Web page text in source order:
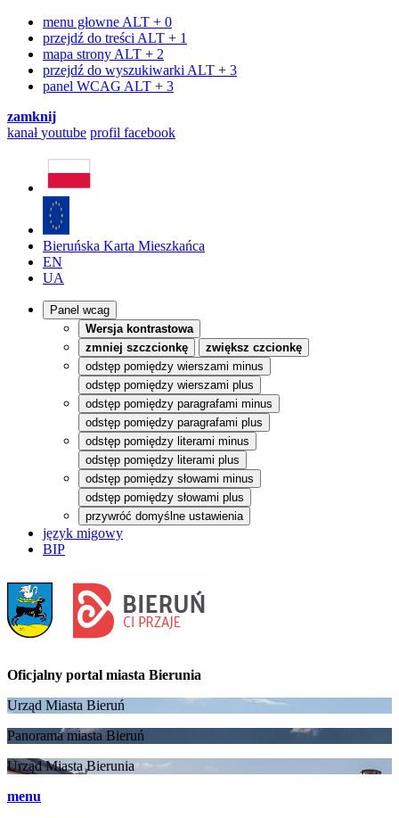
menu głowne ALT + 0
przejdź do treści ALT + 1
mapa strony ALT + 2
przejdź do wyszukiwarki ALT + 3
panel WCAG ALT + 3
zamknij
kanałyoutube profil facebook
Bieruńska Karta Mieszkańca
EN
UA
Panel wcag
Wersja kontrastowa
zmniej szczcionkę
zwiększ czcionkę
odstęp pomiędzy wierszami minus
odstęp pomiędzy wierszami plus
odstęp pomiędzy paragrafami minus
odstęp pomiędzy paragrafami plus
odstęp pomiędzy literami minus
odstęp pomiędzy literami plus
odstęp pomiędzy słowami minus
odstęp pomiędzy słowami plus
przywróć domyślne ustawienia
język migowy
BIP
Oficjalny portal miasta Bierunia
Urząd Miasta Bieruń
Panorama miasta Bieruń
Urząd Miasta Bierunia
menu